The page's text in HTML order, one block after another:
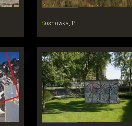
Sosnówka, PL